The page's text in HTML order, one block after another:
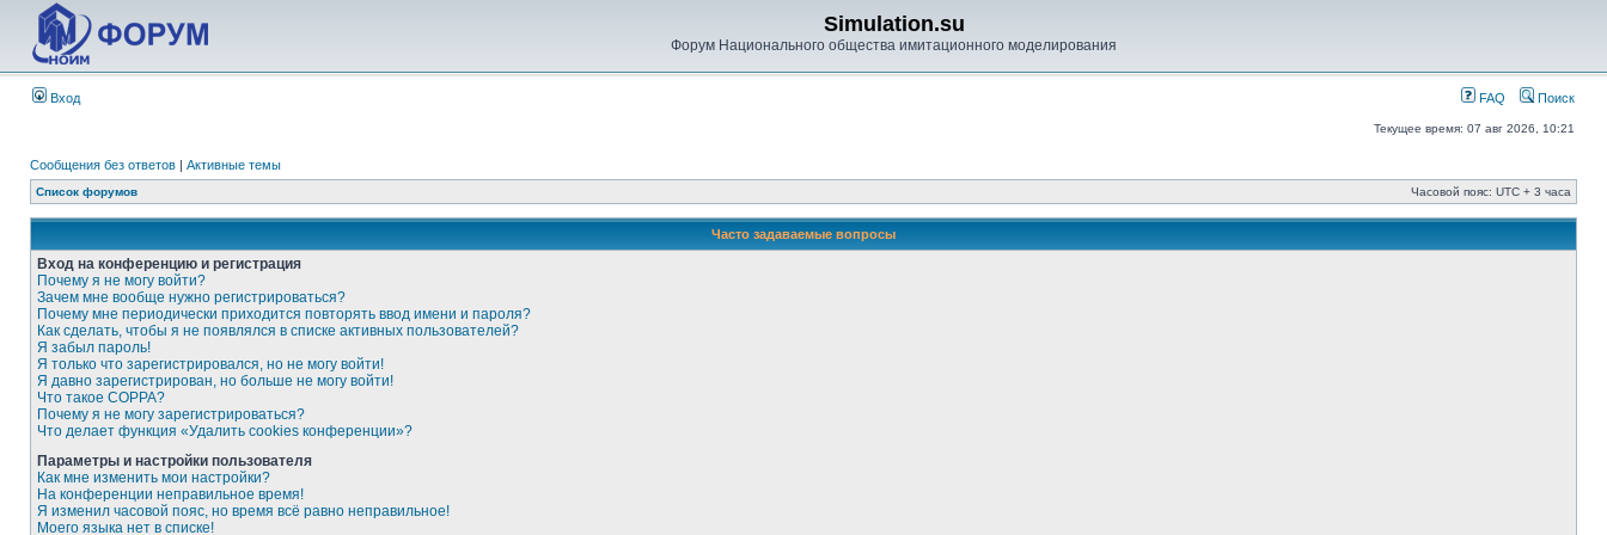
Simulation.su
Форум Национального общества имитационного моделирования
Вход FAQ Поиск
Текущее время: 07 авг 2026, 10:21
Сообщения без ответов | Активные темы
Список форумов Часовой пояс: UTC + 3 часа
Часто задаваемые вопросы
Вход на конференцию и регистрация
Почему я не могу войти?
Зачем мне вообще нужно регистрироваться?
Почему мне периодически приходится повторять ввод имени и пароля?
Как сделать, чтобы я не появлялся в списке активных пользователей?
Я забыл пароль!
Я только что зарегистрировался, но не могу войти!
Я давно зарегистрирован, но больше не могу войти!
Что такое COPPA?
Почему я не могу зарегистрироваться?
Что делает функция «Удалить cookies конференции»?
Параметры и настройки пользователя
Как мне изменить мои настройки?
На конференции неправильное время!
Я изменил часовой пояс, но время всё равно неправильное!
Моего языка нет в списке!